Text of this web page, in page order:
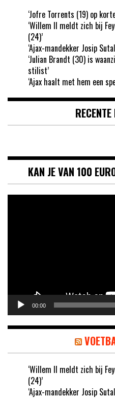
‘Jofre Torrents (19) op
‘Willem II meldt zich bij
(24)’
‘Ajax-mandekker Josip
‘Julian Brandt (30) is
stilist’
‘Ajax haalt met hem een
KAN JE VAN 100
00:00
‘Willem II meldt zich bij
(24)’
‘Ajax-mandekker Josip